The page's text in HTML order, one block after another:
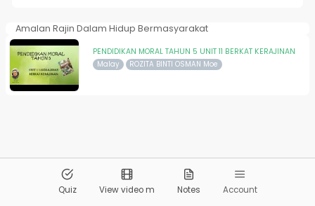
Amalan Rajin Dalam Hidup Bermasyarakat
PENDIDIKAN MORAL TAHUN 5 UNIT 11 BERKAT KERAJINAN
Malay ROZITA BINTI OSMAN Moe
Pandai.org All Rights Reserved
Quiz View video m Notes Account